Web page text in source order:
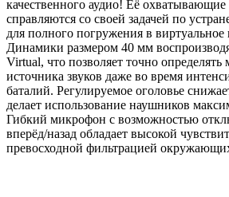
качественного аудио! Её
справляются со своей задачей по
для полного погружения в виртуальное
Динамики размером 40 мм
Virtual, что позволяет точно
источника звуков даже во время
баталий. Регулируемое оголовье
делает использование наушников
Гибкий микрофон с возможностью
вперёд/назад обладает высокой
превосходной фильтрацией